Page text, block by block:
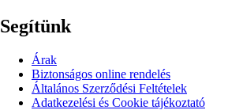
Segítünk
Árak
Biztonságos online rendelés
Általános Szerződési Feltételek
Adatkezelési és Cookie tájékoztató